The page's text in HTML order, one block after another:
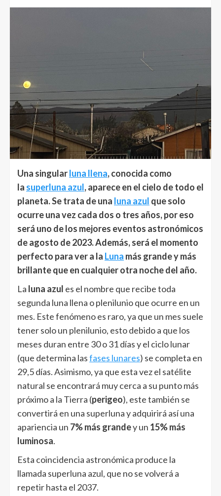
Una singularluna llena, conocida como
la superluna azul, aparece en el cielo de todo el
planeta. Se trata de una luna azul que solo
ocurre una vez cada dos o tres años, por eso
será uno de los mejores eventos astronómicos
de agosto de 2023. Además, será el momento
perfecto para ver a la Luna más grande y más
brillante que en cualquier otra noche del año.
La luna azul es el nombre que recibe toda
segunda luna llena o plenilunio que ocurre en un
mes. Este fenómeno es raro, ya que un mes suele
tener solo un plenilunio, esto debido a que los
meses duran entre 30 o 31 días y el ciclo lunar
(que determina lasfases lunares) se completa en
29,5 días. Asimismo, ya que esta vez el satélite
natural se encontrará muy cerca a su punto más
próximo a la Tierra (perigeo), este también se
convertirá en una superluna y adquirirá así una
apariencia un 7% más grandey un 15% más
luminosa.
Esta coincidencia astronómica produce la
llamada superluna azul, que no se volverá a
repetir hasta el 2037.